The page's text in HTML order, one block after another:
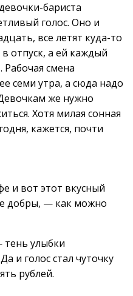
бариста
голос. Оно и
все летят куда-то
отпуск, а ей каждый
смена
семи утра, а сюда надо
же нужно
Хотя милая сонная
кажется, почти
и вот этот вкусный
добры, — как можно
улыбки
и голос стал чуточку
рублей.